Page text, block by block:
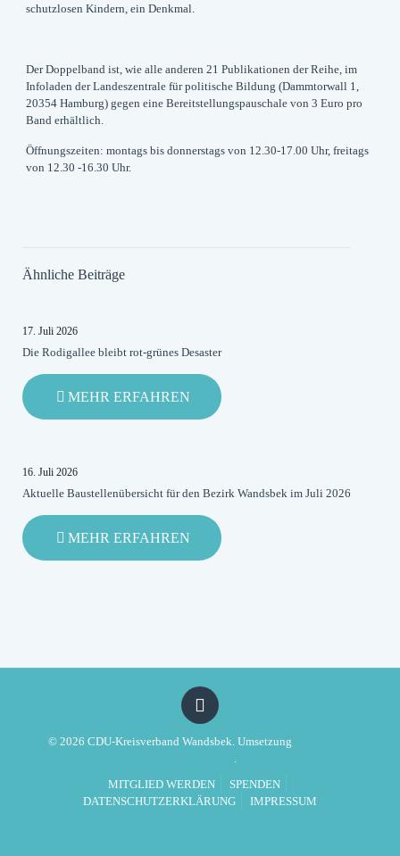
schutzlosen Kindern, ein Denkmal.
Der Doppelband ist, wie alle anderen 21 Publikationen der Reihe, im
Infoladen der Landeszentrale für politische Bildung (Dammtorwall 1,
20354 Hamburg) gegen eine Bereitstellungspauschale von 3 Euro pro
Band erhältlich.
Öffnungszeiten: montags bis donnerstags von 12.30-17.00 Uhr, freitags
von 12.30 -16.30 Uhr.
Ähnliche Beiträge
17. Juli 2026
Die Rodigallee bleibt rot-grünes Desaster
MEHR ERFAHREN
DIE
DESASTER
16. Juli 2026
Aktuelle Baustellenübersicht für den Bezirk Wandsbek im Juli 2026
MEHR ERFAHREN
AKTUELLE
JULI
2026
© 2026 CDU-Kreisverband Wandsbek. Umsetzung
.
MITGLIED WERDEN
SPENDEN
DATENSCHUTZERKLÄRUNG
IMPRESSUM